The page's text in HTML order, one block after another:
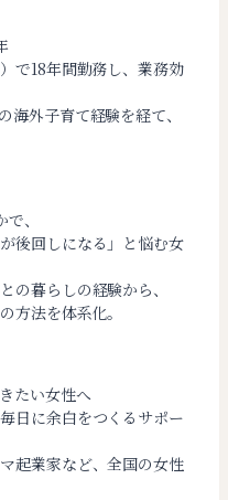
で18年間勤務し、業務効
海外子育て経験を経て、
、
後回しになる」と悩む女
の暮らしの経験から、
方法を体系化。
たい女性へ
日に余白をつくるサポー
起業家など、全国の女性